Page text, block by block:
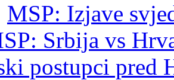
MSP: Izjave
Srbija vs
postupci pred